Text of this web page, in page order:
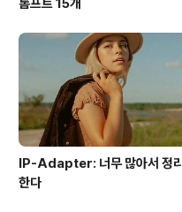
롬프트 15개
IP-Adapter: 너무 많아서 정리
한다